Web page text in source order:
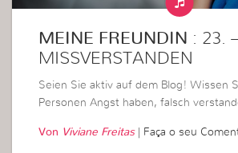
MEINE FREUNDIN : 23.
MISSVERSTANDEN
Seien Sie aktiv auf dem Blog! Wissen
Personen Angst haben, falsch
Von Viviane Freitas| Faça o seu